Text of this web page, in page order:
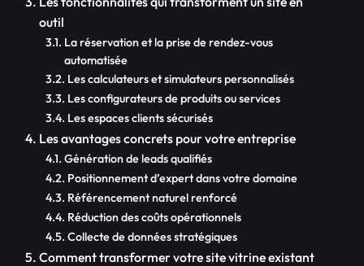
outil
La réservation et la prise de rendez-vous
automatisée
Les calculateurs et simulateurs personnalisés
Les configurateurs de produits ou services
Les espaces clients sécurisés
Les avantages concrets pour votre entreprise
Génération de leads qualifiés
Positionnement d’expert dans votre domaine
Référencement naturel renforcé
Réduction des coûts opérationnels
Collecte de données stratégiques
Comment transformer votre site vitrine existant